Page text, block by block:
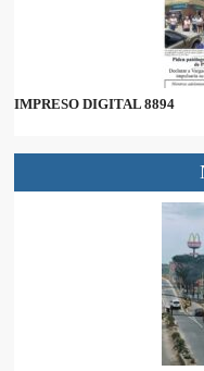
IMPRESO DIGITAL 8894